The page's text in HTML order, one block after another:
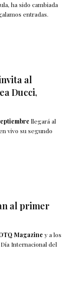
ha sido cambiada
entradas.
al
Ducci,
llegará al
vivo su segundo
al primer
Magazine y a los
Internacional del